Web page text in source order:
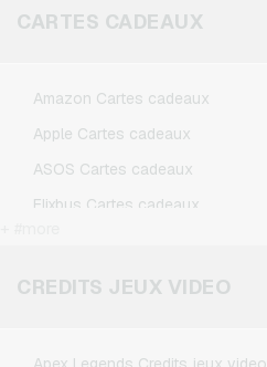
CARTES CADEAUX
Amazon Cartes cadeaux
Apple Cartes cadeaux
ASOS Cartes cadeaux
Flixbus Cartes cadeaux
Google Play Cartes cadeaux
CREDITS JEUX VIDEO